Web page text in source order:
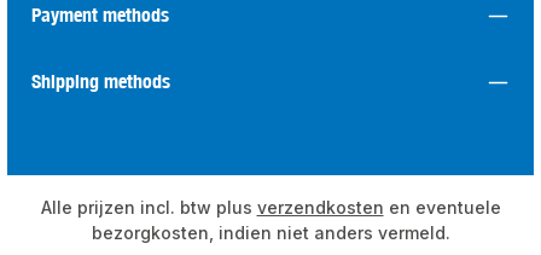
Payment methods
Shipping methods
Alle prijzen incl. btw plus verzendkosten en eventuele
bezorgkosten, indien niet anders vermeld.